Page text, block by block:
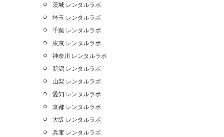
茨城 レンタルラボ
埼玉 レンタルラボ
千葉 レンタルラボ
東京 レンタルラボ
神奈川 レンタルラボ
新潟 レンタルラボ
山梨 レンタルラボ
愛知 レンタルラボ
京都 レンタルラボ
大阪 レンタルラボ
兵庫 レンタルラボ